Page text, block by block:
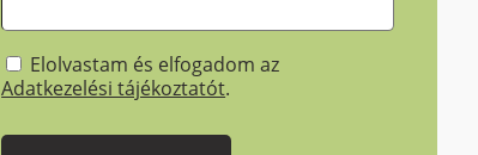
Elolvastam és elfogadom az
Adatkezelési tájékoztatót.